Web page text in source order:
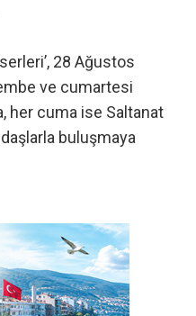
28 Ağustos
ve cumartesi
her cuma ise Saltanat
buluşmaya